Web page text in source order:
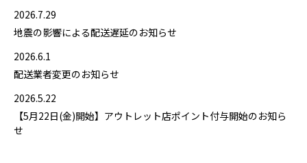
2026.7.29
地震の影響による配送遅延のお知らせ
2026.6.1
配送業者変更のお知らせ
2026.5.22
【5月22日(金)開始】アウトレット店ポイント付与開始のお知ら
せ